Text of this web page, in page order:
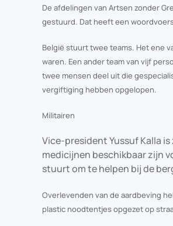
De afdelingen van Artsen zonder
gestuurd. Dat heeft een
België stuurt twee teams. Het ene
waren. Een ander team van vijf
twee mensen deel uit die
vergiftiging hebben opgelopen.
Militairen
Vice-president Yussuf Kalla
medicijnen beschikbaar zijn
stuurt om te helpen bij de
Overlevenden van de aardbeving
plastic noodtentjes opgezet op